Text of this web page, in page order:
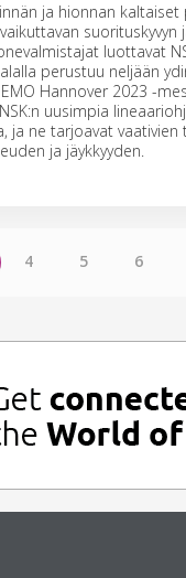
ja hionnan
luottavat
perustuu neljään
Hannover 2023 -
uusimpia
ja ne tarjoavat
ja jäykkyyden.
4 5 6